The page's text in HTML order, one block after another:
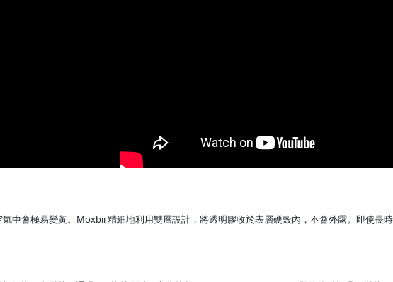
中會極易變黃。Moxbii 精細地利用雙層設計，將透明膠收於表層硬殼內，不會外露。即使長